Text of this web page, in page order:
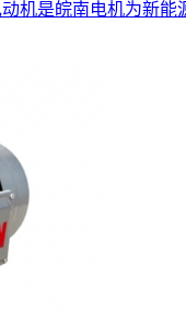
机是皖南电机为新